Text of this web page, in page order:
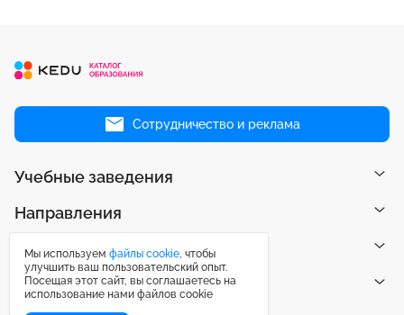
Сотрудничество и реклама
Учебные заведения
Направления
Рейтинги
Публикации
Мы используем файлы cookie, чтобы
улучшить ваш пользовательский опыт.
Посещая этот сайт, вы соглашаетесь на
использование нами файлов cookie